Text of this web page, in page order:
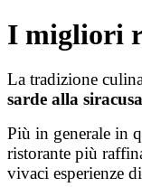
Salta
al
I migliori
La tradizione
sarde alla
Più in generale in
ristorante più
vivaci esperienze